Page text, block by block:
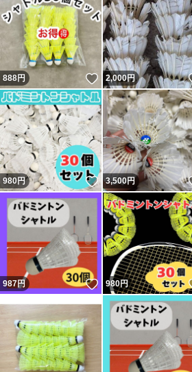
888円 いいね！
2,000円
980円 いいね！
3,500円
987円 いいね！
980円